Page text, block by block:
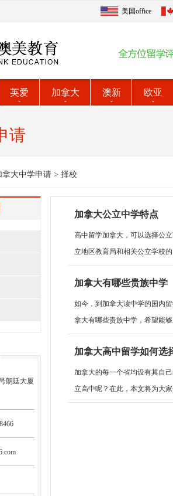
美国office
英爱 加拿大 澳新 欧亚
请
拿大中学申请 > 择校
朗廷大厦
加拿大公立中学特点
高中留学加拿大，可以选择公
立地区教育局和相关公立学校
加拿大有哪些贵族中学
如今，到加拿大读中学的国内
拿大有哪些贵族中学，希望能
加拿大高中留学如何选
加拿大的每一个省均设有其自
立高中呢？在此，本文将为大